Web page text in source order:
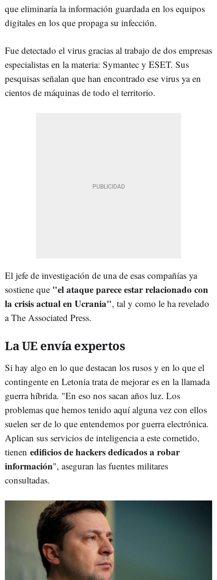
que eliminaría la información guardada en los equipos
digitales en los que propaga su infección.
Fue detectado el virus gracias al trabajo de dos empresas
especialistas en la materia: Symantec y ESET. Sus
pesquisas señalan que han encontrado ese virus ya en
cientos de máquinas de todo el territorio.
El jefe de investigación de una de esas compañías ya
sostiene que "el ataque parece estar relacionado con
la crisis actual en Ucrania", tal y como le ha revelado
a The Associated Press.
La UE envía expertos
Si hay algo en lo que destacan los rusos y en lo que el
contingente en Letonia trata de mejorar es en la llamada
guerra híbrida. "En eso nos sacan años luz. Los
problemas que hemos tenido aquí alguna vez con ellos
suelen ser de lo que entendemos por guerra electrónica.
Aplican sus servicios de inteligencia a este cometido,
tienen edificios de hackers dedicados a robar
información", aseguran las fuentes militares
consultadas.